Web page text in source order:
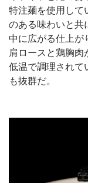
特注麺を使用して
のある味わいと共
中に広がる仕上が
肩ロースと鶏胸肉
低温で調理されて
も抜群だ。